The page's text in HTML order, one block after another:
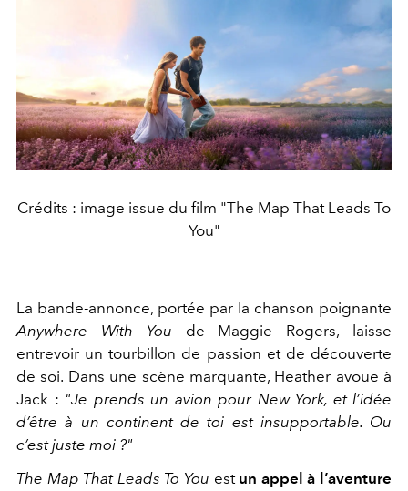
Crédits : image issue du film "The Map That Leads To
You"
La bande-annonce, portée par la chanson poignante
Anywhere With You de Maggie Rogers, laisse
entrevoir un tourbillon de passion et de découverte
de soi. Dans une scène marquante, Heather avoue à
Jack : "Je prends un avion pour New York, et l’idée
d’être à un continent de toi est insupportable. Ou
c’est juste moi ?"
The Map That Leads To You est un appel à l’aventure